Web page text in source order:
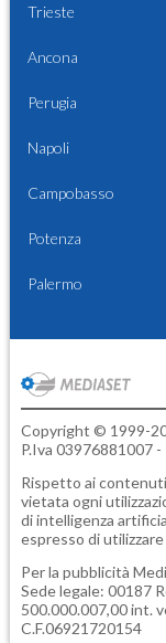
Trieste
Ancona
Perugia
Napoli
Campobasso
Potenza
Palermo
Copyright © 1999-
P.Iva 03976881007
Rispetto ai
vietata ogni
di intelligenza
espresso di
Per la pubblicità
Sede legale: 00187
500.000.007,00 int.
C.F.06921720154